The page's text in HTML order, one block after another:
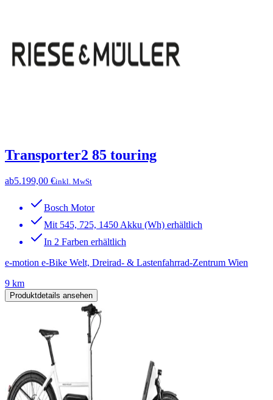
Transporter2 85 touring
ab5.199,00 €inkl. MwSt
Bosch Motor
Mit 545, 725, 1450 Akku (Wh) erhältlich
In 2 Farben erhältlich
e-motion e-Bike Welt, Dreirad- & Lastenfahrrad-Zentrum Wien
9 km
Produktdetails ansehen